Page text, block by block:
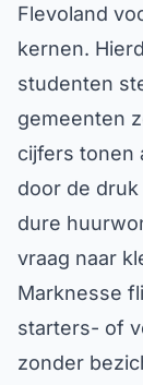
Flevoland
kernen.
studenten
gemeenten
cijfers tonen
door de
dure
vraag naar
Marknesse
starters- of
zonder